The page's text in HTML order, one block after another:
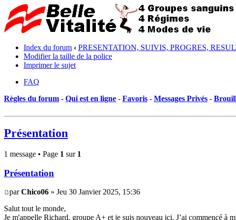
Index du forum ‹ PRESENTATION, SUIVIS, PROGRES,
Modifier la taille de la police
Imprimer le sujet
FAQ
Règles du forum - Qui est en ligne - Favoris - Messages Privés -
Présentation
1 message • Page 1 sur 1
Présentation
parChico06 » Jeu 30 Janvier 2025, 15:36
Salut tout le monde,
Je m'appelle Richard, groupe A+ et je suis nouveau ici. J’ai commencé à